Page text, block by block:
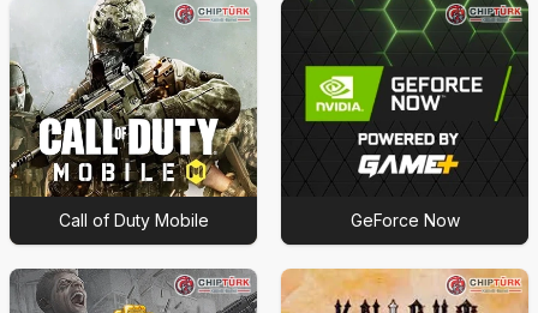
Call of Duty Mobile GeForce Now